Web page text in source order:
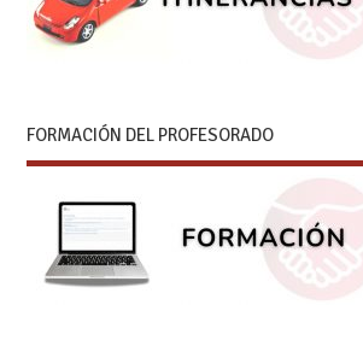
FORMACIÓN DEL PROFESORADO